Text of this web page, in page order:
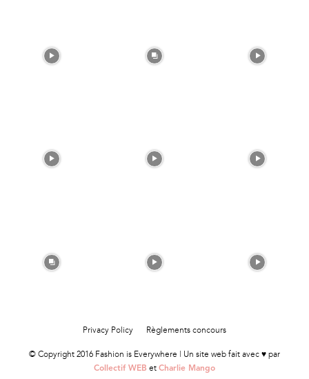
Privacy Policy Règlements concours
© Copyright 2016 Fashion is Everywhere | Un site web fait avec ♥ par
Collectif WEB et Charlie Mango